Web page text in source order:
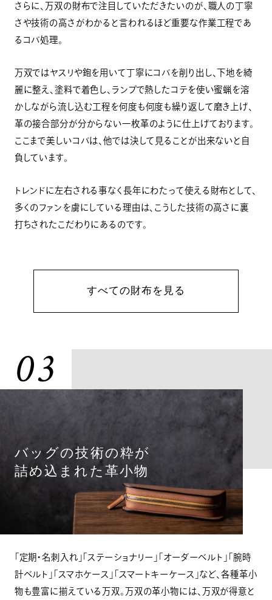
さらに、万双の財布で注目していただきたいのが、職人の丁寧
さや技術の高さがわかると言われるほど重要な作業工程であ
るコバ処理。
万双ではヤスリや鉋を用いて丁寧にコバを削り出し、下地を綺
麗に整え、塗料で着色し、ランプで熱したコテを使い蜜蝋を溶
かしながら流し込む工程を何度も何度も繰り返して磨き上げ、
革の接合部分が分からない一枚革のように仕上げております。
ここまで美しいコバは、他では決して見ることが出来ないと自
負しています。
トレンドに左右される事なく長年にわたって使える財布として、
多くのファンを虜にしている理由は、こうした技術の高さに裏
打ちされたこだわりにあるのです。
すべての財布を見る
03
バッグの技術の粋が
詰め込まれた革小物
「定期・名刺入れ」「ステーショナリー」「オーダーベルト」「腕時
計ベルト」「スマホケース」「スマートキーケース」など、各種革小
物も豊富に揃えている万双。万双の革小物には、万双が得意と